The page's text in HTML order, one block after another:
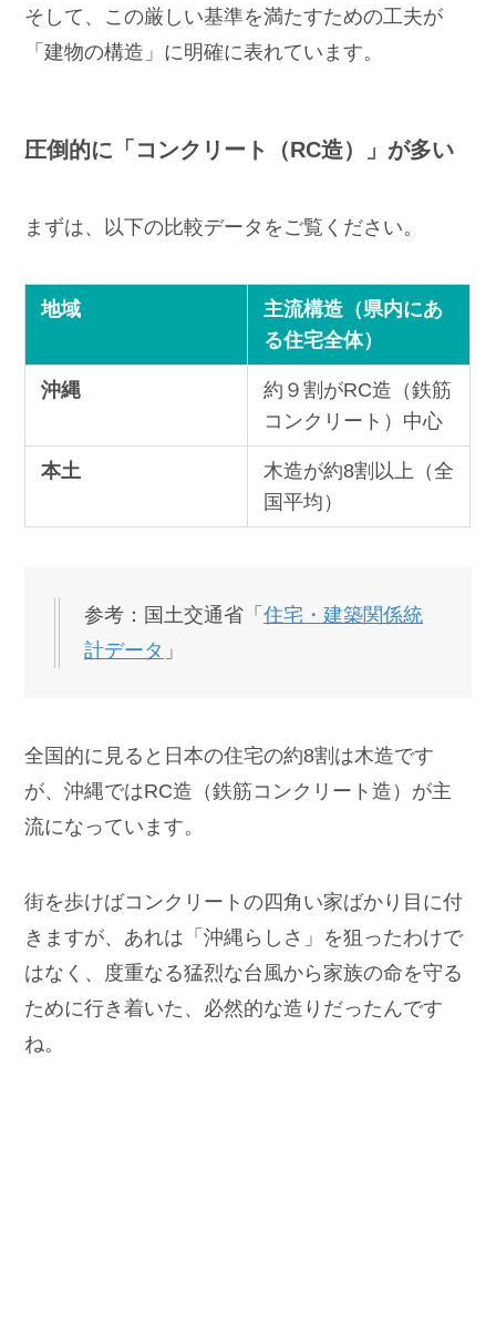
そして、この厳しい基準を満たすための工夫が
「建物の構造」に明確に表れています。
圧倒的に「コンクリート（RC造）」が多い
まずは、以下の比較データをご覧ください。
地域
主流構造（県内にあ
る住宅全体）
沖縄
約９割がRC造（鉄筋
コンクリート）中心
本土
木造が約8割以上（全
国平均）
参考：国土交通省「住宅・建築関係統
計データ 」
全国的に見ると日本の住宅の約8割は木造です
が、沖縄ではRC造（鉄筋コンクリート造）が主
流になっています。
街を歩けばコンクリートの四角い家ばかり目に付
きますが、あれは「沖縄らしさ」を狙ったわけで
はなく、度重なる猛烈な台風から家族の命を守る
ために行き着いた、必然的な造りだったんです
ね。